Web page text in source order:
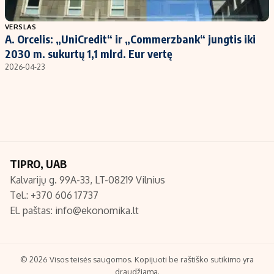
Populiarios temos
Investavimas
Akcijų rinka
Titulinis
Nedarbo išmokos skaičiuoklė
Redakcija
Turinio žymėjimo taisyklės
VERSLAS
A. Orcelis: „UniCredit“ ir „Commerzbank“ jungtis iki
2030 m. sukurtų 1,1 mlrd. Eur vertę
2026-04-23
TIPRO, UAB
Kalvarijų g. 99A-33, LT-08219 Vilnius
Tel.: +370 606 17737
El. paštas: info@ekonomika.lt
© 2026 Visos teisės saugomos. Kopijuoti be raštiško sutikimo yra
draudžiama.